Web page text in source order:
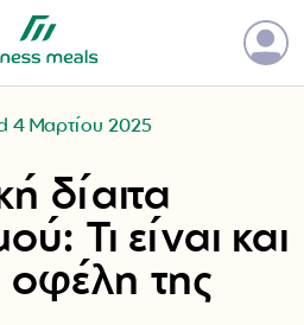
4 Μαρτίου 2025
δίαιτα
Τι είναι και
οφέλη της